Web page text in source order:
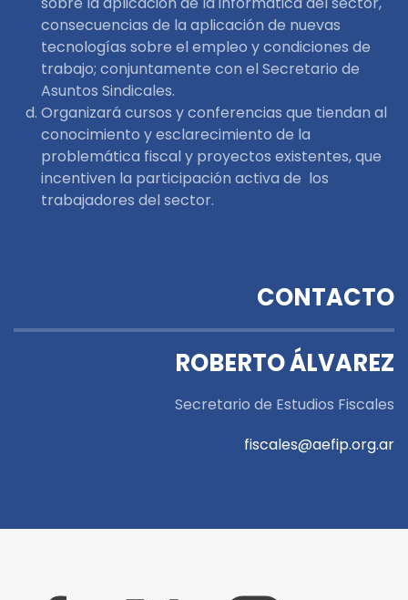
consecuencias de la aplicación de nuevas
tecnologías sobre el empleo y condiciones de
trabajo; conjuntamente con el Secretario de
Asuntos Sindicales.
Organizará cursos y conferencias que tiendan al
conocimiento y esclarecimiento de la
problemática fiscal y proyectos existentes, que
incentiven la participación activa de los
trabajadores del sector.
CONTACTO
ROBERTO ÁLVAREZ
Secretario de Estudios Fiscales
fiscales@aefip.org.ar